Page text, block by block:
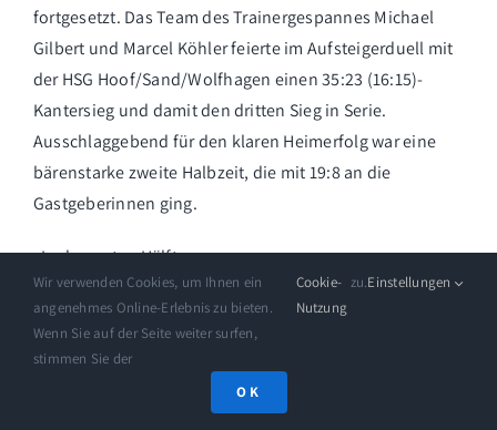
fortgesetzt. Das Team des Trainergespannes Michael
Gilbert und Marcel Köhler feierte im Aufsteigerduell mit
der HSG Hoof/Sand/Wolfhagen einen 35:23 (16:15)-
Kantersieg und damit den dritten Sieg in Serie.
Ausschlaggebend für den klaren Heimerfolg war eine
bärenstarke zweite Halbzeit, die mit 19:8 an die
Gastgeberinnen ging.
„In der ersten Hälfte waren …
Wir verwenden Cookies, um Ihnen ein
angenehmes Online-Erlebnis zu bieten.
Wenn Sie auf der Seite weiter surfen,
stimmen Sie der
Cookie-
Nutzung
zu.Einstellungen
OK